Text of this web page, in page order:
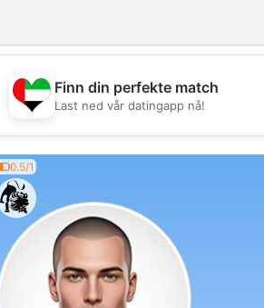
💖
Finn din perfekte match
Last ned vår datingapp nå!
0.5/1